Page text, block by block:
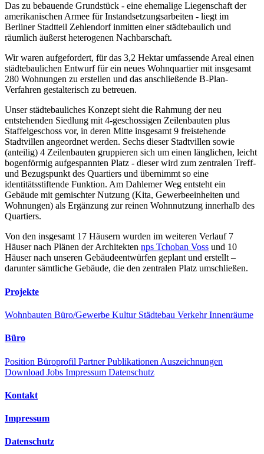
Das zu bebauende Grundstück - eine ehemalige Liegenschaft der
amerikanischen Armee für Instandsetzungsarbeiten - liegt im
Berliner Stadtteil Zehlendorf inmitten einer städtebaulich und
räumlich äußerst heterogenen Nachbarschaft.
Wir waren aufgefordert, für das 3,2 Hektar umfassende Areal einen
städtebaulichen Entwurf für ein neues Wohnquartier mit insgesamt
280 Wohnungen zu erstellen und das anschließende B-Plan-
Verfahren gestalterisch zu betreuen.
Unser städtebauliches Konzept sieht die Rahmung der neu
entstehenden Siedlung mit 4-geschossigen Zeilenbauten plus
Staffelgeschoss vor, in deren Mitte insgesamt 9 freistehende
Stadtvillen angeordnet werden. Sechs dieser Stadtvillen sowie
(anteilig) 4 Zeilenbauten gruppieren sich um einen länglichen, leicht
bogenförmig aufgespannten Platz - dieser wird zum zentralen Treff-
und Bezugspunkt des Quartiers und übernimmt so eine
identitätsstiftende Funktion. Am Dahlemer Weg entsteht ein
Gebäude mit gemischter Nutzung (Kita, Gewerbeeinheiten und
Wohnungen) als Ergänzung zur reinen Wohnnutzung innerhalb des
Quartiers.
Von den insgesamt 17 Häusern wurden im weiteren Verlauf 7
Häuser nach Plänen der Architekten nps Tchoban Voss und 10
Häuser nach unseren Gebäudeentwürfen geplant und erstellt –
darunter sämtliche Gebäude, die den zentralen Platz umschließen.
Projekte
Wohnbauten Büro/Gewerbe Kultur Städtebau VerkehrInnenräume
Büro
Position Büroprofil PartnerPublikationen Auszeichnungen
Download Jobs Impressum Datenschutz
Kontakt
Impressum
Datenschutz